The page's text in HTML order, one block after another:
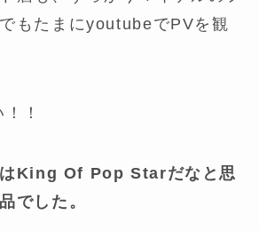
もたまにyoutubeでPVを観
！
はKing Of Pop Starだなと思
でした。